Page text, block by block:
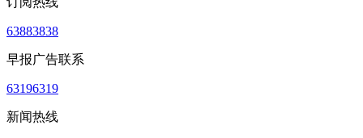
63883838
早报广告联系
63196319
新闻热线